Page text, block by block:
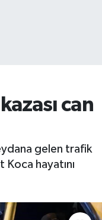
can
gelen trafik
Koca hayatını